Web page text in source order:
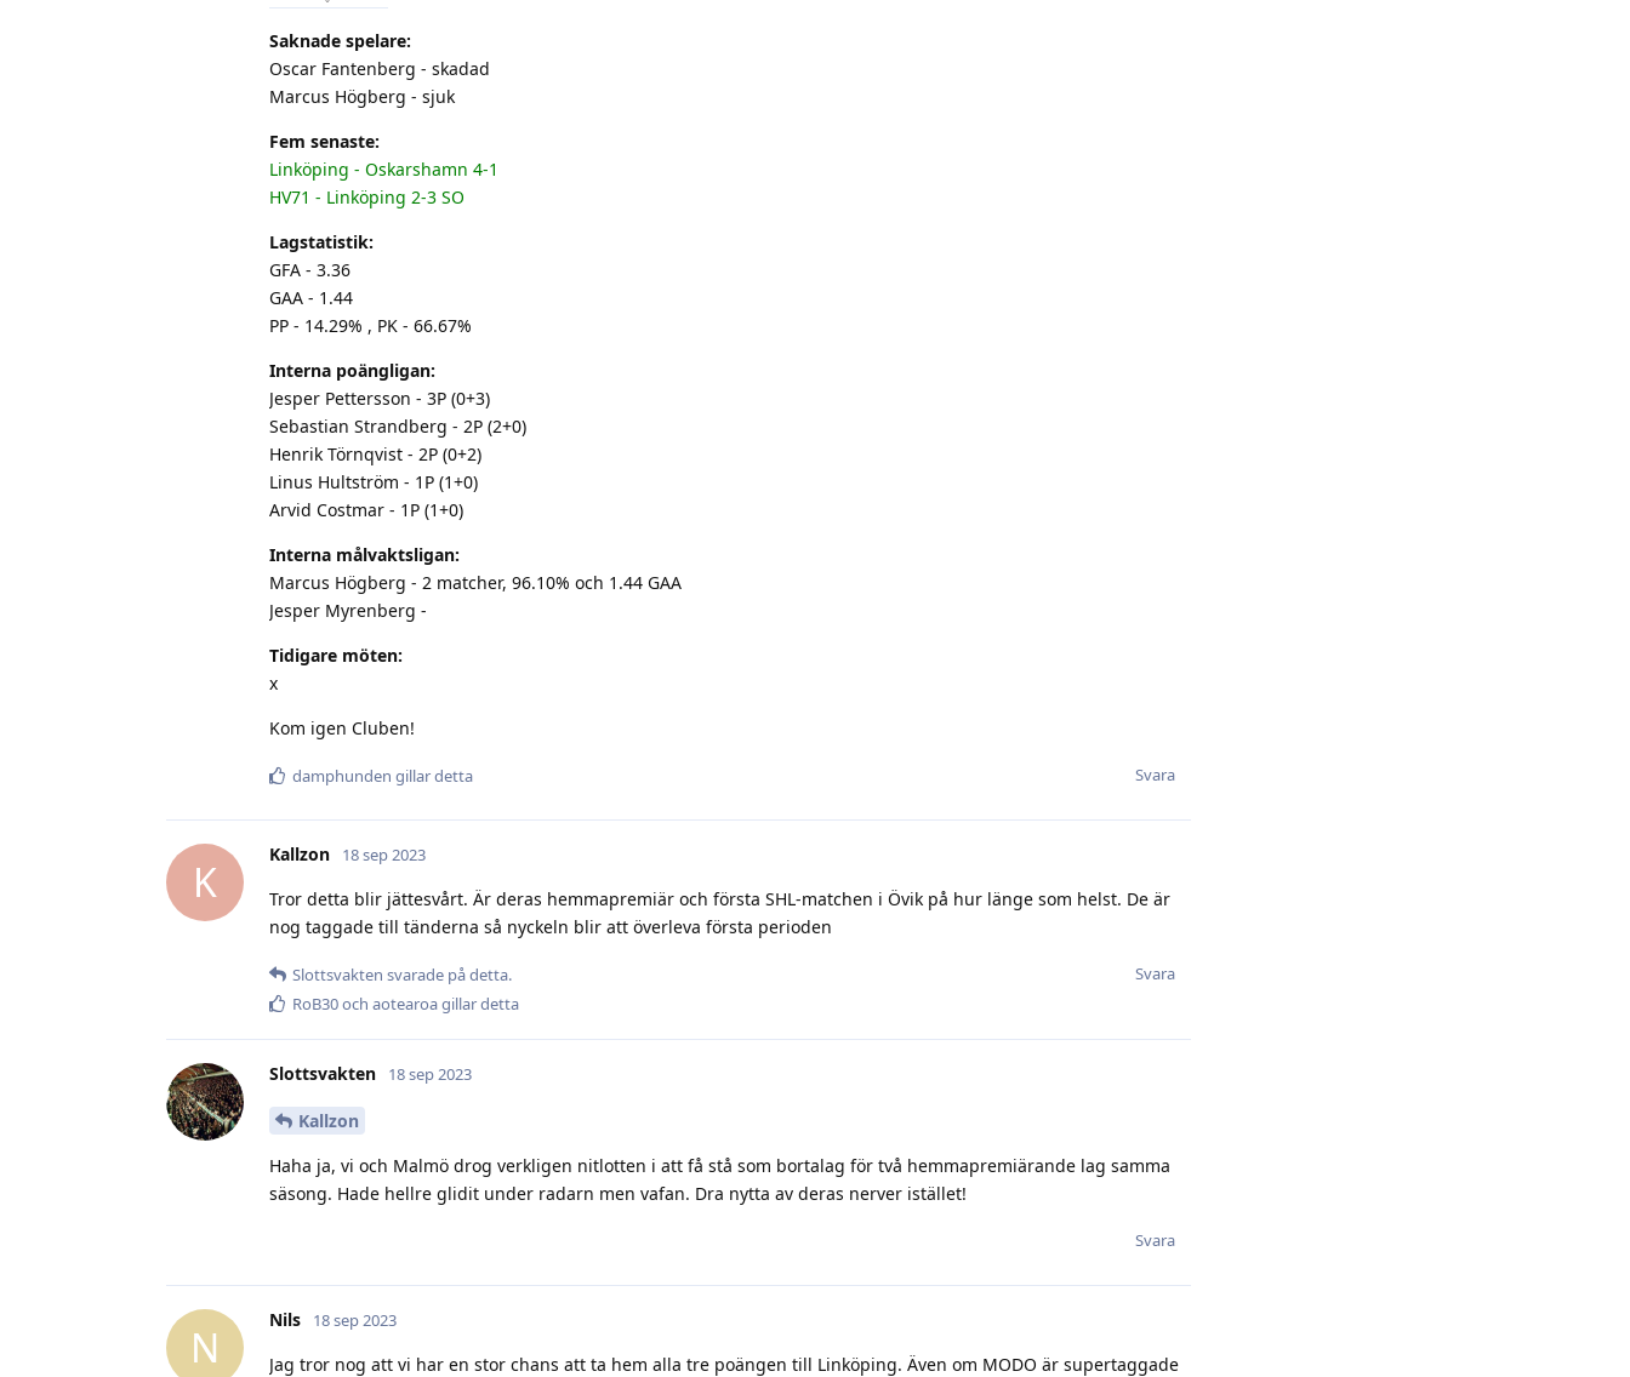
Saknade spelare:
Oscar Fantenberg - skadad
Marcus Högberg - sjuk
Fem senaste:
Linköping - Oskarshamn 4-1
HV71 - Linköping 2-3 SO
Lagstatistik:
GFA - 3.36
GAA - 1.44
PP - 14.29% , PK - 66.67%
Interna poängligan:
Jesper Pettersson - 3P (0+3)
Sebastian Strandberg - 2P (2+0)
Henrik Törnqvist - 2P (0+2)
Linus Hultström - 1P (1+0)
Arvid Costmar - 1P (1+0)
Interna målvaktsligan:
Marcus Högberg - 2 matcher, 96.10% och 1.44 GAA
Jesper Myrenberg -
Tidigare möten:
x
Kom igen Cluben!
Svara
damphunden gillar detta
K
Kallzon 18 sep 2023
Tror detta blir jättesvårt. Är deras hemmapremiär och första SHL-matchen i Övik på hur länge som helst. De är
nog taggade till tänderna så nyckeln blir att överleva första perioden
Svara
Slottsvakten svarade på detta.
RoB30och aotearoagillar detta
Slottsvakten 18 sep 2023
Kallzon
Haha ja, vi och Malmö drog verkligen nitlotten i att få stå som bortalag för två hemmapremiärande lag samma
säsong. Hade hellre glidit under radarn men vafan. Dra nytta av deras nerver istället!
Svara
N
Nils 18 sep 2023
Jag tror nog att vi har en stor chans att ta hem alla tre poängen till Linköping. Även om MODO är supertaggade